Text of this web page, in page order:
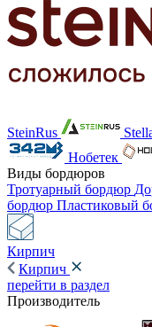
SteinRus
Нобетек
Виды бордюров
Тротуарный бордюр
бордюр Пластиковый
Кирпич
Кирпич
перейти в раздел
Производитель